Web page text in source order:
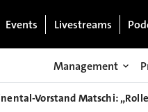
Events Livestreams
Management
Vorstand Matschi: